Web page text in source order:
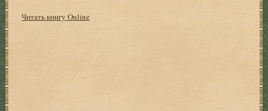
Читать книгу Online